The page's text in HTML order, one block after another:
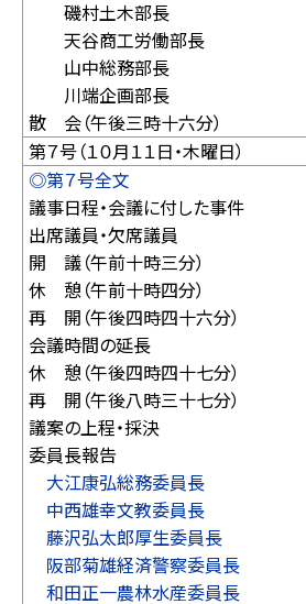
磯村土木部長
天谷商工労働部長
山中総務部長
川端企画部長
散 会（午後三時十六分）
第７号（１０月１１日・木曜日）
◎第７号全文
議事日程・会議に付した事件
出席議員・欠席議員
開 議（午前十時三分）
休 憩（午前十時四分）
再 開（午後四時四十六分）
会議時間の延長
休 憩（午後四時四十七分）
再 開（午後八時三十七分）
議案の上程・採決
委員長報告
大江康弘総務委員長
中西雄幸文教委員長
藤沢弘太郎厚生委員長
阪部菊雄経済警察委員長
和田正一農林水産委員長